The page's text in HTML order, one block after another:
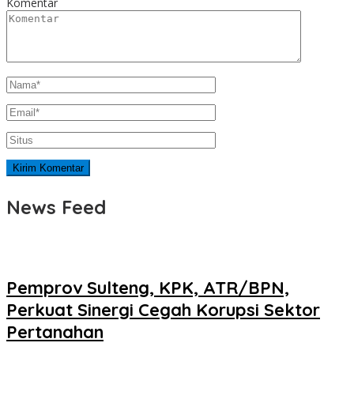
News Feed
Pemprov Sulteng, KPK, ATR/BPN,
Perkuat Sinergi Cegah Korupsi Sektor
Pertanahan